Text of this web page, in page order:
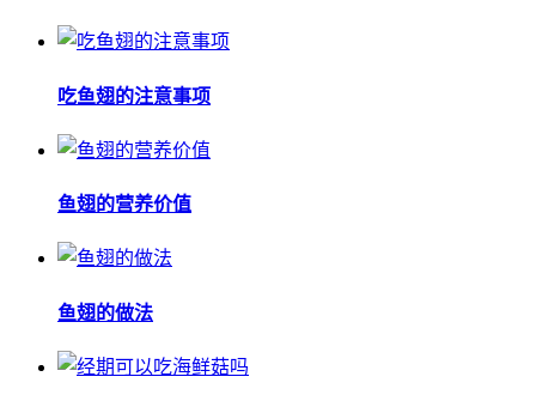
吃鱼翅的注意事项
鱼翅的营养价值
鱼翅的做法